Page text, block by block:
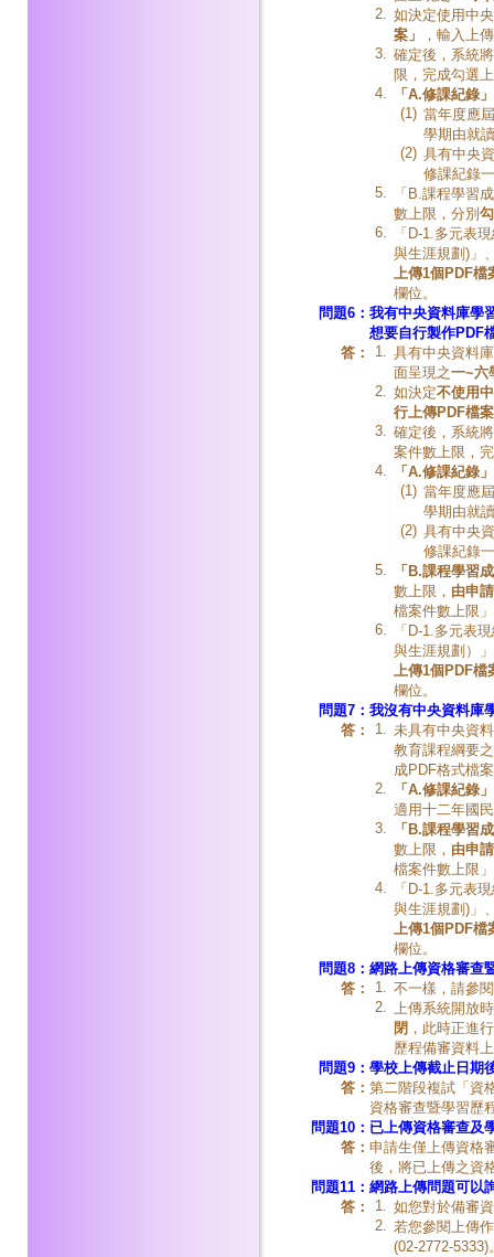
2.
如決定使用中
案」
，輸入上
3.
確定後，系統
限，完成勾選
4.
「A.修課紀錄
(1) 當年度應
學期由就
(2) 具有中央
修課紀錄
5.
「B.課程學習
數上限，分別
6.
「D-1.多元表
與生涯規劃)」
上傳1個PDF檔
欄位。
問題6： 我有中央資料庫學
想要自行製作PDF
答：
1.
具有中央資料
面呈現之一~六
2.
如決定不使用
行上傳PDF檔
3.
確定後，系統
案件數上限，
4.
「A.修課紀錄
(1) 當年度應
學期由就
(2) 具有中央
修課紀錄
5.
「B.課程學習
數上限， 由申
檔案件數上限
6.
「D-1.多元表
與生涯規劃）
上傳1個PDF檔
欄位。
問題7： 我沒有中央資料庫
答：
1.
未具有中央資
教育課程綱要
成PDF格式檔
2.
「A.修課紀錄
適用十二年國
3.
「B.課程學習
數上限， 由申
檔案件數上限
4.
「D-1.多元表
與生涯規劃)」
上傳1個PDF檔
欄位。
問題8： 網路上傳資格審查
答：
1.
不一樣，請參
2.
上傳系統開放
閉，此時正進
歷程備審資料
問題9： 學校上傳截止日期
答： 第二階段複試「資
資格審查暨學習歷
問題10： 已上傳資格審查及
答： 申請生僅上傳資格
後，將已上傳之資
問題11： 網路上傳問題可以
答：
1.
如您對於備審
2.
若您參閱上傳
(02-2772-5333)